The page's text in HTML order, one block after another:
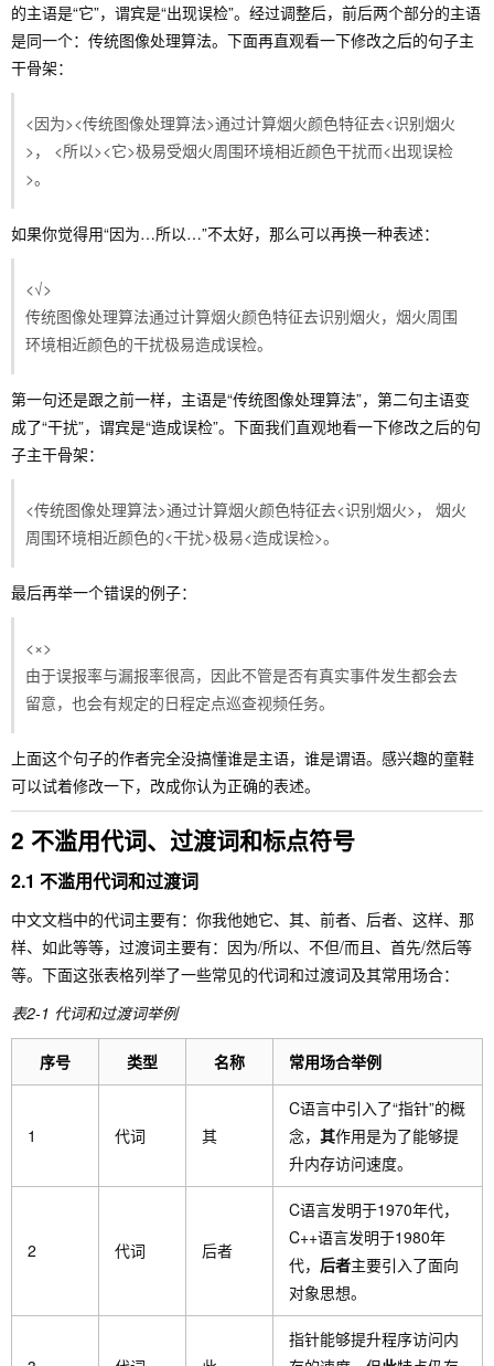
的主语是“它”，谓宾是“出现误检”。经过调整后，前后两个部分的主语
是同一个：传统图像处理算法。下面再直观看一下修改之后的句子主
干骨架：
<因为><传统图像处理算法>通过计算烟火颜色特征去<识别烟火
>， <所以><它>极易受烟火周围环境相近颜色干扰而<出现误检
>。
如果你觉得用“因为…所以…”不太好，那么可以再换一种表述：
<√>
传统图像处理算法通过计算烟火颜色特征去识别烟火，烟火周围
环境相近颜色的干扰极易造成误检。
第一句还是跟之前一样，主语是“传统图像处理算法”，第二句主语变
成了“干扰”，谓宾是“造成误检”。下面我们直观地看一下修改之后的句
子主干骨架：
<传统图像处理算法>通过计算烟火颜色特征去<识别烟火>， 烟火
周围环境相近颜色的<干扰>极易<造成误检>。
最后再举一个错误的例子：
<×>
由于误报率与漏报率很高，因此不管是否有真实事件发生都会去
留意，也会有规定的日程定点巡查视频任务。
上面这个句子的作者完全没搞懂谁是主语，谁是谓语。感兴趣的童鞋
可以试着修改一下，改成你认为正确的表述。
2 不滥用代词、过渡词和标点符号
2.1 不滥用代词和过渡词
中文文档中的代词主要有：你我他她它、其、前者、后者、这样、那
样、如此等等，过渡词主要有：因为/所以、不但/而且、首先/然后等
等。下面这张表格列举了一些常见的代词和过渡词及其常用场合：
表2-1 代词和过渡词举例
序号 类型 名称 常用场合举例
1 代词 其
C语言中引入了“指针”的概
念， 其作用是为了能够提
升内存访问速度。
2 代词 后者
C语言发明于1970年代，
C++语言发明于1980年
代， 后者主要引入了面向
对象思想。
指针能够提升程序访问内